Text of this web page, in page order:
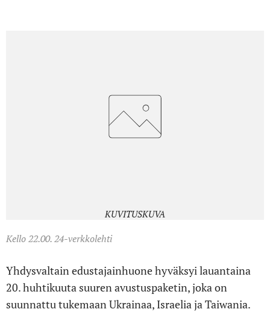
KUVITUSKUVA
Kello 22.00. 24-verkkolehti
Yhdysvaltain edustajainhuone hyväksyi lauantaina
20. huhtikuuta suuren avustuspaketin, joka on
suunnattu tukemaan Ukrainaa, Israelia ja Taiwania.